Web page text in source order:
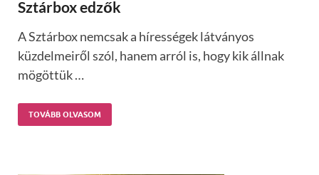
Sztárbox edzők
A Sztárbox nemcsak a hírességek látványos
küzdelmeiről szól, hanem arról is, hogy kik állnak
mögöttük …
TOVÁBB OLVASOM